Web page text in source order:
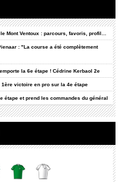
Mont Ventoux : parcours, favoris, profil…
: "La course a été complètement
la 6e étape ! Cédrine Kerbaol 2e
victoire en pro sur la 4e étape
étape et prend les commandes du général